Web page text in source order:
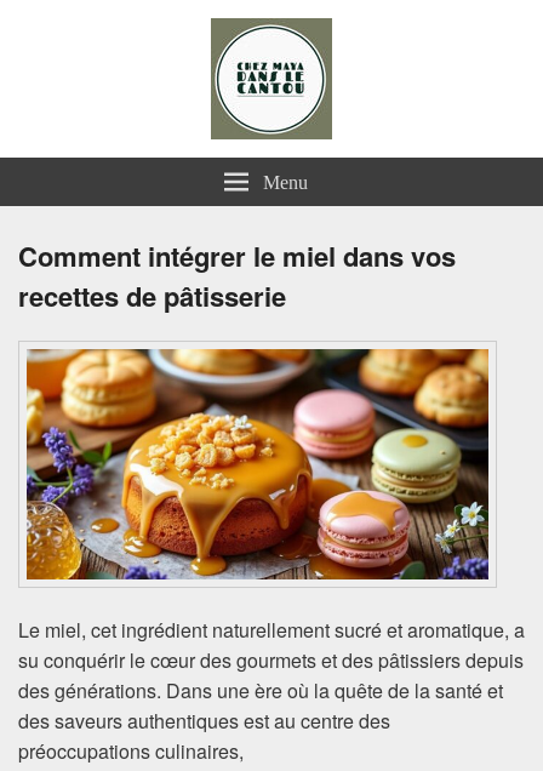
Chez Maya dans le Cantou
Menu
Comment intégrer le miel dans vos
recettes de pâtisserie
Le miel, cet ingrédient naturellement sucré et aromatique, a
su conquérir le cœur des gourmets et des pâtissiers depuis
des générations. Dans une ère où la quête de la santé et
des saveurs authentiques est au centre des
préoccupations culinaires,